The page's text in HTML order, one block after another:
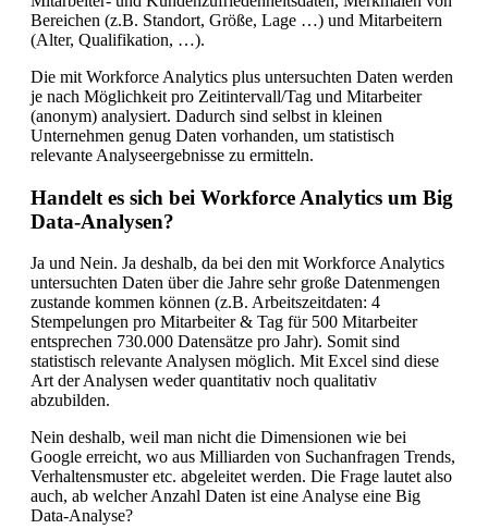
Bereichen (z.B. Standort, Größe, Lage …) und Mitarbeitern
(Alter, Qualifikation, …).
Die mit Workforce Analytics plus untersuchten Daten werden
je nach Möglichkeit pro Zeitintervall/Tag und Mitarbeiter
(anonym) analysiert. Dadurch sind selbst in kleinen
Unternehmen genug Daten vorhanden, um statistisch
relevante Analyseergebnisse zu ermitteln.
Handelt es sich bei Workforce Analytics um Big
Data-Analysen?
Ja und Nein. Ja deshalb, da bei den mit Workforce Analytics
untersuchten Daten über die Jahre sehr große Datenmengen
zustande kommen können (z.B. Arbeitszeitdaten: 4
Stempelungen pro Mitarbeiter & Tag für 500 Mitarbeiter
entsprechen 730.000 Datensätze pro Jahr). Somit sind
statistisch relevante Analysen möglich. Mit Excel sind diese
Art der Analysen weder quantitativ noch qualitativ
abzubilden.
Nein deshalb, weil man nicht die Dimensionen wie bei
Google erreicht, wo aus Milliarden von Suchanfragen Trends,
Verhaltensmuster etc. abgeleitet werden. Die Frage lautet also
auch, ab welcher Anzahl Daten ist eine Analyse eine Big
Data-Analyse?